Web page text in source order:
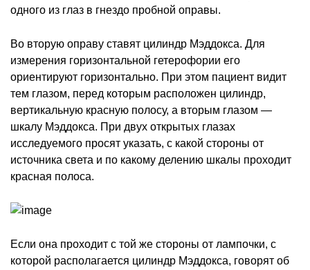
одного из глаз в гнездо пробной оправы.
Во вторую оправу ставят цилиндр Мэддокса. Для
измерения горизонтальной гетерофории его
ориентируют горизонтально. При этом пациент видит
тем глазом, перед которым расположен цилиндр,
вертикальную красную полосу, а вторым глазом —
шкалу Мэддокса. При двух открытых глазах
исследуемого просят указать, с какой стороны от
источника света и по какому делению шкалы проходит
красная полоса.
Если она проходит с той же стороны от лампочки, с
которой располагается цилиндр Мэддокса, говорят об